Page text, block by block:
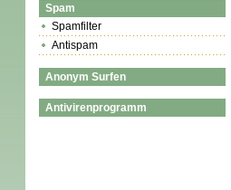
Spam
Spamfilter
Antispam
Anonym Surfen
Antivirenprogramm